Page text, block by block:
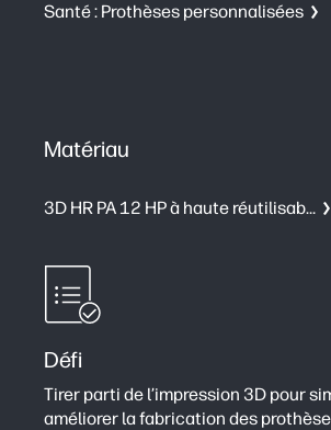
Santé : Prothèses personnalisées
Matériau
3D HR PA 12 HP à haute réutilisabilité (HR)
Défi
Tirer parti de l’impression 3D pour
améliorer la fabrication des